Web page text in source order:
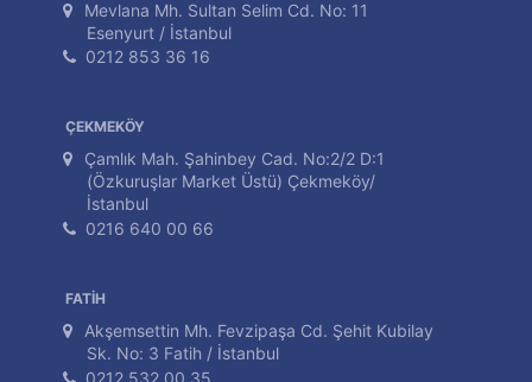
Mevlana Mh. Sultan Selim Cd. No: 11
Esenyurt / İstanbul
0212 853 36 16
ÇEKMEKÖY
Çamlık Mah. Şahinbey Cad. No:2/2 D:1
(Özkuruşlar Market Üstü) Çekmeköy/
İstanbul
0216 640 00 66
FATİH
Akşemsettin Mh. Fevzipaşa Cd. Şehit Kubilay
Sk. No: 3 Fatih / İstanbul
0212 532 00 35